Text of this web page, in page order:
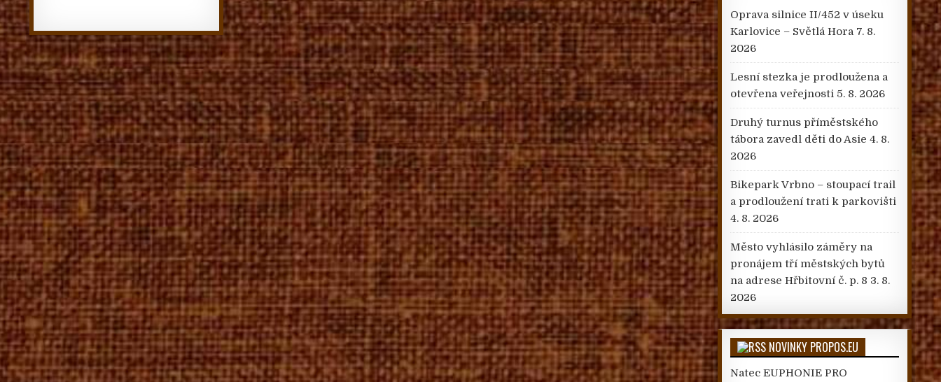
Oprava silnice II/452 v úseku
Karlovice – Světlá Hora 7. 8.
2026
Lesní stezka je prodloužena a
otevřena veřejnosti 5. 8. 2026
Druhý turnus příměstského
tábora zavedl děti do Asie 4. 8.
2026
Bikepark Vrbno – stoupací trail
a prodloužení trati k parkovišti
4. 8. 2026
Město vyhlásilo záměry na
pronájem tří městských bytů
na adrese Hřbitovní č. p. 8 3. 8.
2026
NOVINKY PROPOS.EU
Natec EUPHONIE PRO